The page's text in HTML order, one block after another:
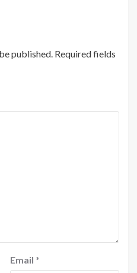
published. Required fields
Email *